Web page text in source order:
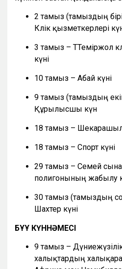
2 тамыз (тамыздың
Көлік қызметкерлері
3 тамыз – ТТеміржол
күні
10 тамыз – Абай күні
9 тамыз (тамыздың
Құрылысшы күн
18 тамыз –
18 тамыз – Спорт күні
29 тамыз – Семей
полигонының жабылу
30 тамыз (тамыздың
Шахтер күні
БҰҰ КҮННӘМЕСІ
9 тамыз – Дүниежүзілік
халықтардың